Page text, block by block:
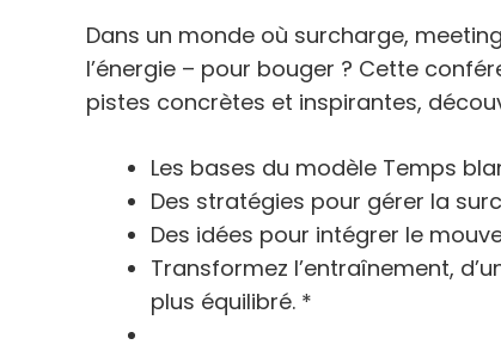
RSS FEED
EMBED
Dans un monde où surcharge,
l’énergie – pour bouger ? Cette
pistes concrètes et inspirantes,
Les bases du modèle Temps
Des stratégies pour gérer la
Des idées pour intégrer le
Transformez l’entraînement,
plus équilibré. *